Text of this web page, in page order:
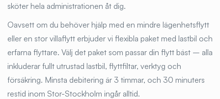
sköter hela administrationen åt dig.
Oavsett om du behöver hjälp med en mindre lägenhetsflytt
eller en stor villaflytt erbjuder vi flexibla paket med lastbil och
erfarna flyttare. Välj det paket som passar din flytt bäst – alla
inkluderar fullt utrustad lastbil, flyttfiltar, verktyg och
försäkring. Minsta debitering är 3 timmar, och 30 minuters
restid inom Stor-Stockholm ingår alltid.